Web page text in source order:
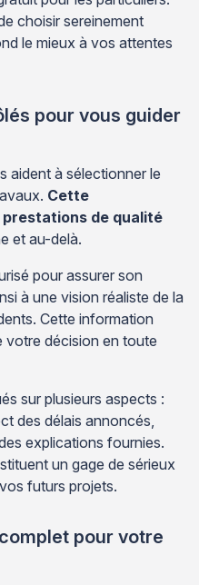
choisir sereinement
le mieux à vos attentes
pour vous guider
aident à sélectionner le
Cette
de qualité
et au-delà.
pour assurer son
à une vision réaliste de la
Cette information
votre décision en toute
sur plusieurs aspects :
des délais annoncés,
explications fournies.
un gage de sérieux
futurs projets.
pour votre